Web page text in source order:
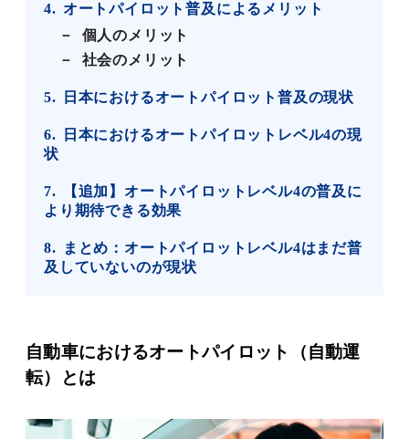
4
オートパイロット普及によるメリット
個人のメリット
社会のメリット
5 日本におけるオートパイロット普及の現状
6
日本におけるオートパイロットレベル4の現
状
7
【追加】オートパイロットレベル4の普及に
より期待できる効果
8
まとめ：オートパイロットレベル4はまだ普
及していないのが現状
自動車におけるオートパイロット（自動運
転）とは